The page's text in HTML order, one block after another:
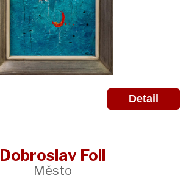
Detail
Dobroslav Foll
Město